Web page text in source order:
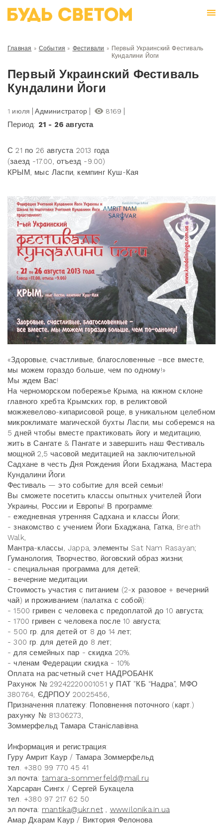
Главная » События » Фестивали » Первый Украинский Фестиваль
Кундалини Йоги
Первый Украинский Фестиваль
Кундалини Йоги
1 июля Администратор 8169
Период: 21 - 26 августа
С 21 по 26 августа 2013 года
(заезд -17.00, отъезд -9.00)
КРЫМ, мыс Ласпи, кемпинг Куш-Кая
«Здоровые, счастливые, благословенные –все вместе,
мы можем гораздо больше, чем по одному!»
Мы ждем Вас!
На черноморском побережье Крыма, на южном склоне
главного хребта Крымских гор, в реликтовой
можжевелово-кипарисовой роще, в уникальном целебном
микроклимате магической бухты Ласпи, мы соберемся на
5 дней чтобы вместе практиковать йогу и медитацию,
жить в Сангате & Пангате и завершить наш Фестиваль
мощной 2,5 часовой медитацией на заключительной
Садхане в честь Дня Рождения Йоги Бхаджана, Мастера
Кундалини Йоги.
Фестиваль — это событие для всей семьи!
Вы сможете посетить классы опытных учителей Йоги
Украины, России и Европы! В программе:
- ежедневная утренняя Садхана и классы Йоги;
- знакомство с учением Йоги Бхаджана, Гатка, Breath
Walk,
Мантра-классы, Jappa, элементы Sat Nam Rasayan;
Гуманология, Творчество, йоговский образ жизни;
- специальная программа для детей;
- вечерние медитации.
Стоимость участия с питанием (2-х разовое + вечерний
чай) и проживанием (палатка с собой):
- 1500 гривен с человека с предоплатой до 10 августа;
- 1700 гривен с человека после 10 августа;
- 500 гр. для детей от 8 до 14 лет;
- 300 гр. для детей до 8 лет;
- для семейных пар - скидка 20%.
- членам Федерации скидка - 10%
Оплата на расчетный счет НАДРОБАНК
Рахунок № 29242220001051 у ПАТ "КБ “Надра”, МФО
380764, ЄДРПОУ 20025456,
Призначення платежу: Поповнення поточного (карт.)
рахунку № 81306273,
Зоммерфельд Тамара Станіславівна.
Информация и регистрация:
Гуру Амрит Каур / Тамара Зоммерфельд
тел. +380 99 770 45 41
эл.почта: tamara-sommerfeld@mail.ru
Харсаран Сингх / Сергей Букацела
тел. +380 97 217 62 50
эл.почта: mantika@ukr.net
www.ilonika.in.ua
Амар Дхарам Каур / Виктория Фелонова